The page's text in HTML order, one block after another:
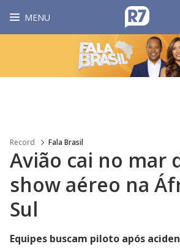
MENU
Record Fala Brasil
Avião cai no mar
show aéreo na
Sul
Equipes buscam piloto após